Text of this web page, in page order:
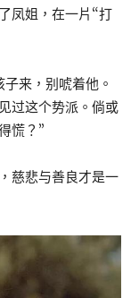
凤姐，在一片“打
来，别唬着他。
过这个势派。倘或
慌？”
慈悲与善良才是一